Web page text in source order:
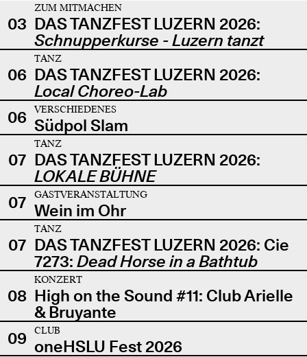
03
ZUM MITMACHEN
DAS TANZFEST LUZERN 2026:
Schnupperkurse - Luzern tanzt
06
TANZ
DAS TANZFEST LUZERN 2026:
Local Choreo-Lab
06
VERSCHIEDENES
Südpol Slam
07
TANZ
DAS TANZFEST LUZERN 2026:
LOKALE BÜHNE
07
GASTVERANSTALTUNG
Wein im Ohr
07
TANZ
DAS TANZFEST LUZERN 2026: Cie
7273: Dead Horse in a Bathtub
08
KONZERT
High on the Sound #11: Club Arielle
& Bruyante
09
CLUB
oneHSLU Fest 2026